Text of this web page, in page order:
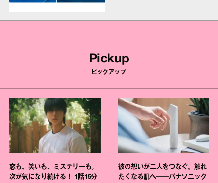
Pickup
ピックアップ
恋も、笑いも、ミステリーも。
次が気になり続ける！ 1話15分
彼の想いが二人をつなぐ。触れ
たくなる肌へ──パナソニック